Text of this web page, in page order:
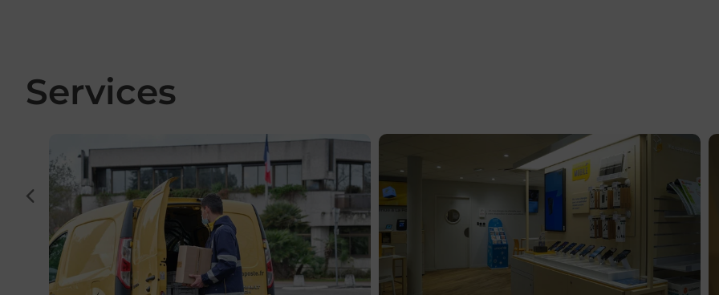
Services
et/ou
En savoir plus